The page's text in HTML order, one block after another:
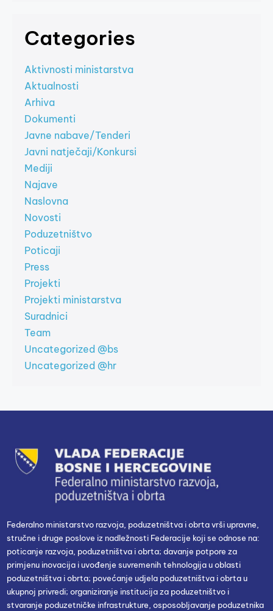
Categories
Aktivnosti ministarstva
Aktualnosti
Arhiva
Dokumenti
Javne nabave/Tenderi
Javni natječaji/Konkursi
Mediji
Najave
Naslovna
Novosti
Poduzetništvo
Poticaji
Press
Projekti
Projekti ministarstva
Suradnici
Team
Uncategorized @bs
Uncategorized @hr
Federalno ministarstvo razvoja, poduzetništva i obrta vrši upravne,
stručne i druge poslove iz nadležnosti Federacije koji se odnose na:
poticanje razvoja, poduzetništva i obrta; davanje potpore za
primjenu inovacija i uvođenje suvremenih tehnologija u oblasti
poduzetništva i obrta; povećanje udjela poduzetništva i obrta u
ukupnoj privredi; organiziranje institucija za poduzetništvo i
stvaranje poduzetničke infrastrukture, osposobljavanje poduzetnika